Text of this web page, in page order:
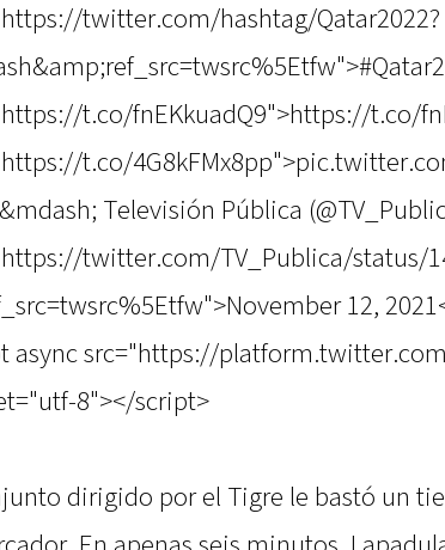
twitter.com/hashtag/Qatar2022?
t.co/fnEKkuadQ9">https://t.co/
t.co/
Televisión Pública
twitter.com/TV_Publica/status/
12,
async src="https://
8"></script>
dirigido por el Tigre le bastó un